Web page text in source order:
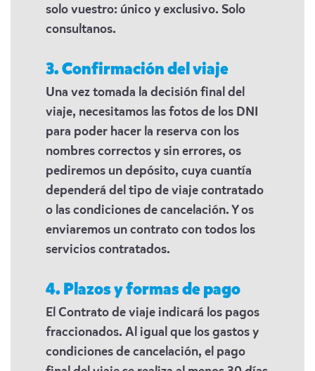
solo vuestro: único y exclusivo. Solo
consultanos.
3. Confirmación del viaje
Una vez tomada la decisión final del
viaje, necesitamos las fotos de los DNI
para poder hacer la reserva con los
nombres correctos y sin errores, os
pediremos un depósito, cuya cuantía
dependerá del tipo de viaje contratado
o las condiciones de cancelación. Y os
enviaremos un contrato con todos los
servicios contratados.
4. Plazos y formas de pago
El Contrato de viaje indicará los pagos
fraccionados. Al igual que los gastos y
condiciones de cancelación, el pago